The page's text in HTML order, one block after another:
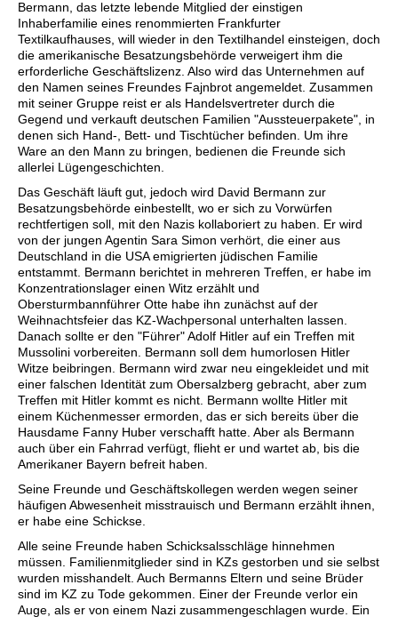
Bermann, das letzte lebende Mitglied der einstigen
Inhaberfamilie eines renommierten Frankfurter
Textilkaufhauses, will wieder in den Textilhandel einsteigen, doch
die amerikanische Besatzungsbehörde verweigert ihm die
erforderliche Geschäftslizenz. Also wird das Unternehmen auf
den Namen seines Freundes Fajnbrot angemeldet. Zusammen
mit seiner Gruppe reist er als Handelsvertreter durch die
Gegend und verkauft deutschen Familien "Aussteuerpakete", in
denen sich Hand-, Bett- und Tischtücher befinden. Um ihre
Ware an den Mann zu bringen, bedienen die Freunde sich
allerlei Lügengeschichten.
Das Geschäft läuft gut, jedoch wird David Bermann zur
Besatzungsbehörde einbestellt, wo er sich zu Vorwürfen
rechtfertigen soll, mit den Nazis kollaboriert zu haben. Er wird
von der jungen Agentin Sara Simon verhört, die einer aus
Deutschland in die USA emigrierten jüdischen Familie
entstammt. Bermann berichtet in mehreren Treffen, er habe im
Konzentrationslager einen Witz erzählt und
Obersturmbannführer Otte habe ihn zunächst auf der
Weihnachtsfeier das KZ-Wachpersonal unterhalten lassen.
Danach sollte er den "Führer" Adolf Hitler auf ein Treffen mit
Mussolini vorbereiten. Bermann soll dem humorlosen Hitler
Witze beibringen. Bermann wird zwar neu eingekleidet und mit
einer falschen Identität zum Obersalzberg gebracht, aber zum
Treffen mit Hitler kommt es nicht. Bermann wollte Hitler mit
einem Küchenmesser ermorden, das er sich bereits über die
Hausdame Fanny Huber verschafft hatte. Aber als Bermann
auch über ein Fahrrad verfügt, flieht er und wartet ab, bis die
Amerikaner Bayern befreit haben.
Seine Freunde und Geschäftskollegen werden wegen seiner
häufigen Abwesenheit misstrauisch und Bermann erzählt ihnen,
er habe eine Schickse.
Alle seine Freunde haben Schicksalsschläge hinnehmen
müssen. Familienmitglieder sind in KZs gestorben und sie selbst
wurden misshandelt. Auch Bermanns Eltern und seine Brüder
sind im KZ zu Tode gekommen. Einer der Freunde verlor ein
Auge, als er von einem Nazi zusammengeschlagen wurde. Ein